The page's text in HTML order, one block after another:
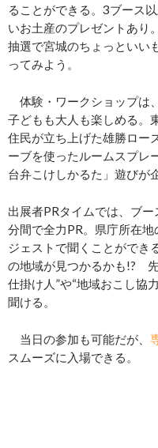
ることができる。3ブース
いお土産のプレゼントあり
抽選で宮城のちょっといい
ってみよう。
体験・ワークショップは
子どもも大人も楽しめる。
住民が立ち上げた雄勝ロー
ーブを使ったルームスプレ
台弁こけしかるた」遊びが
出展者PRタイムでは、ブ
分間で全力PR。県庁所在
ジェストで聞くことができ
の地域が見つかるかも!?
仕掛け人”や“地域おこし協
聞ける。
当日の参加も可能だが、
スムーズに入場できる。